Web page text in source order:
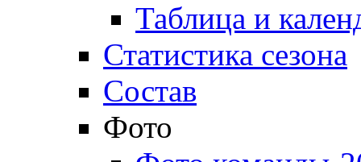
Таблица и
Статистика сезона
Состав
Фото